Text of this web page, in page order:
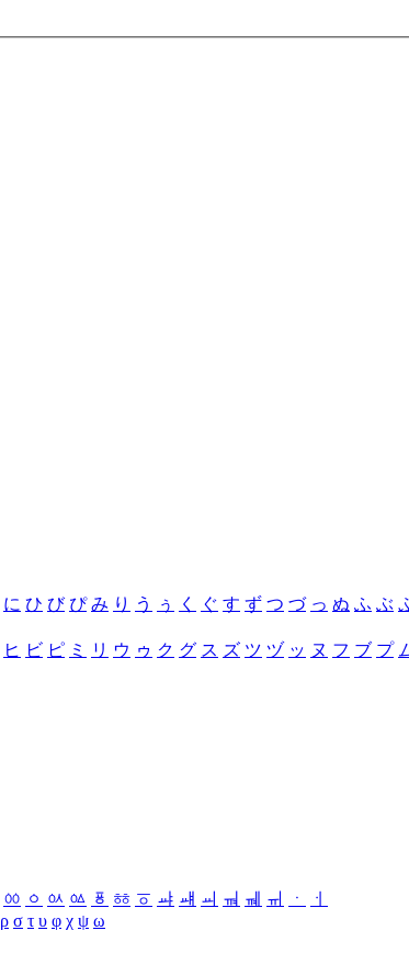
に ひ び ぴ み り う ぅ く ぐ す ず つ づ っ ぬ ふ ぶ
ヒ ビ ピ ミ リ ウ ゥ ク グ ス ズ ツ ヅ ッ ヌ フ ブ プ
ㆀ ㆁ ㆂ ㆃ ㆄ ㆅ ㆆ ㆇ ㆈ ㆉ ㆊ ㆋ ㆌ ㆍ
ㆎ
ρ σ τ υ φ χ ψ ω